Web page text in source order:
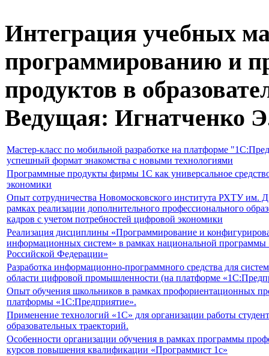
Интеграция учебных
программированию и
продуктов в
Ведущая: Игнатченко
Мастер-класс по мобильной разработке на платформе
успешный формат знакомства с новыми технологиями
Программные продукты фирмы 1С как универсальное
экономики
Опыт сотрудничества Новомосковского института РХТУ
рамках реализации дополнительного профессионального
кадров с учетом потребностей цифровой экономики
Реализация дисциплины «Программирование и
информационных систем» в рамках национальной
Российской Федерации»
Разработка информационно-программного средства для
области цифровой промышленности (на платформе
Опыт обучения школьников в рамках профориентационных
платформы «1С:Предприятие».
Применение технологий «1С» для организации работы
образовательных траекторий.
Особенности организации обучения в рамках программы
курсов повышения квалификации «Программист 1с»